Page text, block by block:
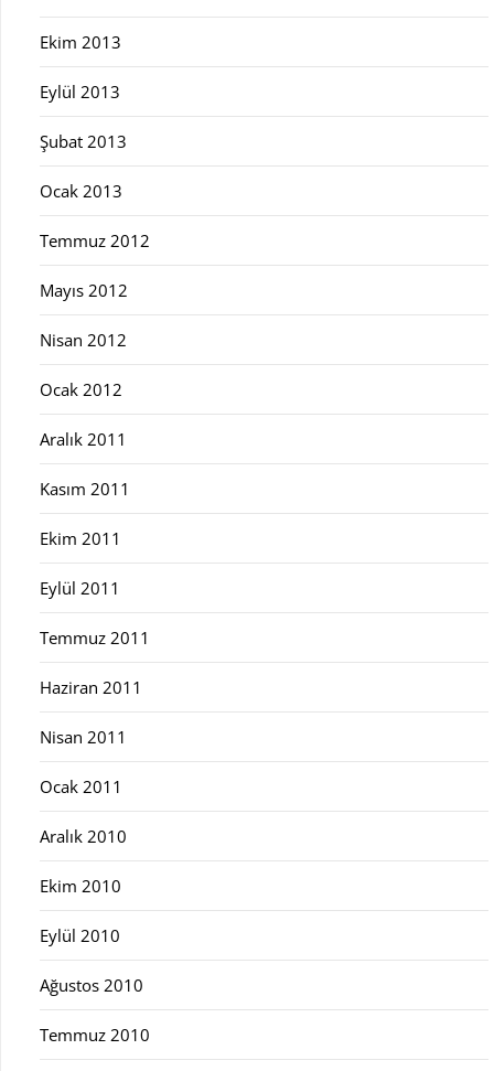
Ekim 2013
Eylül 2013
Şubat 2013
Ocak 2013
Temmuz 2012
Mayıs 2012
Nisan 2012
Ocak 2012
Aralık 2011
Kasım 2011
Ekim 2011
Eylül 2011
Temmuz 2011
Haziran 2011
Nisan 2011
Ocak 2011
Aralık 2010
Ekim 2010
Eylül 2010
Ağustos 2010
Temmuz 2010